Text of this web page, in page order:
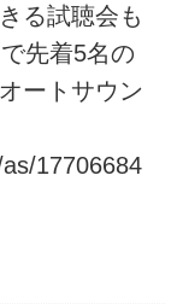
る試聴会も
先着5名の
ートサウン
17706684